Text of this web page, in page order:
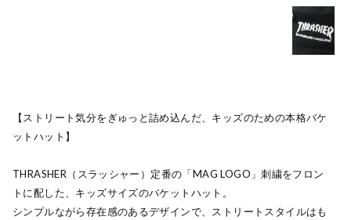
【ストリート気分をぎゅっと詰め込んだ、キッズのための本格バケ
ットハット】
THRASHER（スラッシャー）定番の「MAG LOGO」刺繍をフロン
トに配した、キッズサイズのバケットハット。
シンプルながら存在感のあるデザインで、ストリートスタイルはも